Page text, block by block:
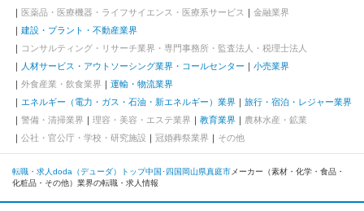
医薬品・医療機器・ライフサイエンス・医療系サービス
金融業界
建設・プラント・不動産業界
コンサルティング・リサーチ業界・専門事務所・監査法人・税理士法人
人材サービス・アウトソーシング業界・コールセンター
小売業界
外食産業・飲食業界
運輸・物流業界
エネルギー（電力・ガス・石油・新エネルギー）業界
旅行・宿泊・レジャー業界
警備・清掃業界
理容・美容・エステ業界 教育業界
農林水産・鉱業
公社・官公庁・学校・研究施設
冠婚葬祭業界 その他
転職・求人doda（デューダ）トップ中国･四国 岡山県真庭市 メーカー（素材・化学・食品・
化粧品・その他）業界の転職・求人情報